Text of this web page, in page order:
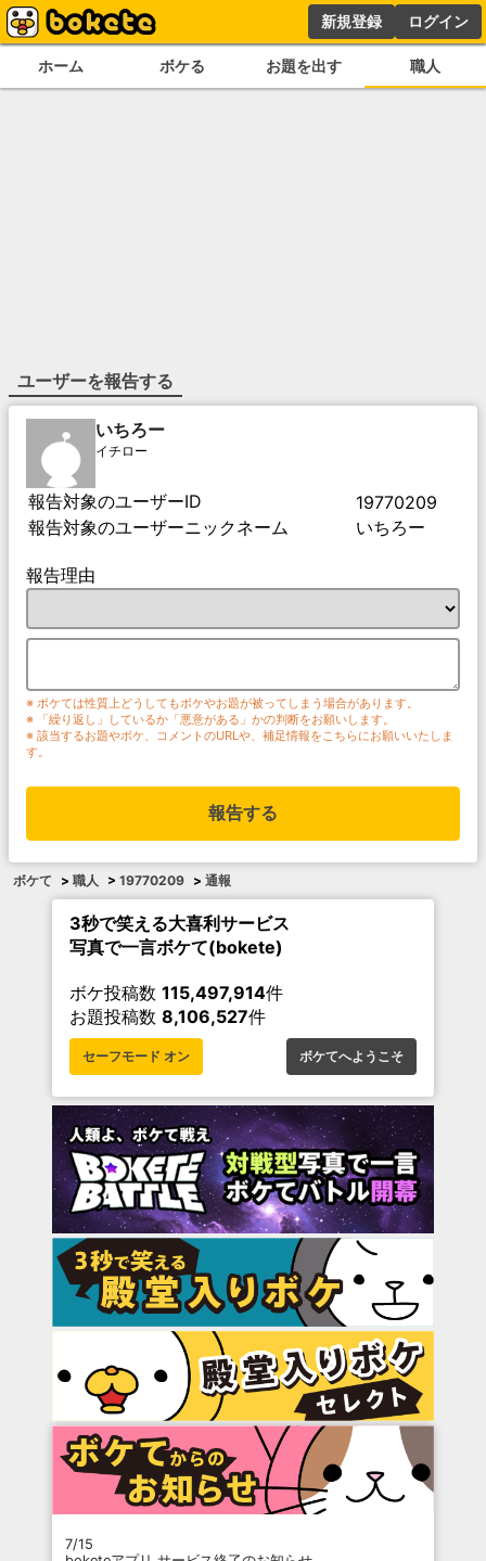
新規登録 ログイン
ホーム ボケる お題を出す 職人
ユーザーを報告する
いちろー
イチロー
報告対象のユーザーID
19770209
報告対象のユーザーニックネーム
いちろー
報告理由
※ ボケては性質上どうしてもボケやお題が被ってしまう場合があります。
※ 「繰り返し」しているか「悪意がある」かの判断をお願いします。
※ 該当するお題やボケ、コメントのURLや、補足情報をこちらにお願いいたしま
す。
報告する
ボケて > 職人 > 19770209 > 通報
3秒で笑える大喜利サービス
写真で一言ボケて(bokete)
ボケ投稿数 115,497,914件
お題投稿数 8,106,527件
セーフモード オン ボケてへようこそ
7/15